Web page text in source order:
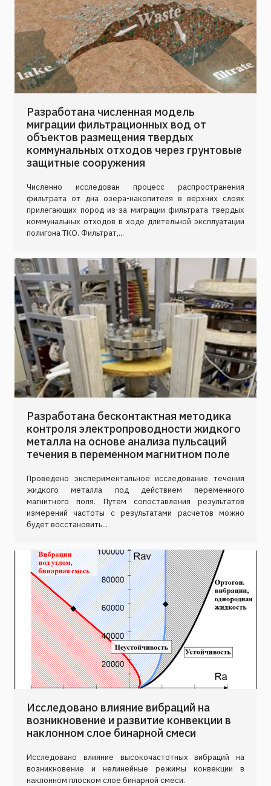
Разработана численная модель
миграции фильтрационных вод от
объектов размещения твердых
коммунальных отходов через грунтовые
защитные сооружения
Численно исследован процесс распространения
фильтрата от дна озера-накопителя в верхних слоях
прилегающих пород из-за миграции фильтрата твердых
коммунальных отходов в ходе длительной эксплуатации
полигона ТКО. Фильтрат,...
Разработана бесконтактная методика
контроля электропроводности жидкого
металла на основе анализа пульсаций
течения в переменном магнитном поле
Проведено экспериментальное исследование течения
жидкого металла под действием переменного
магнитного поля. Путем сопоставления результатов
измерений частоты с результатами расчетов можно
будет восстановить...
Исследовано влияние вибраций на
возникновение и развитие конвекции в
наклонном слое бинарной смеси
Исследовано влияние высокочастотных вибраций на
возникновение и нелинейные режимы конвекции в
наклонном плоском слое бинарной смеси.